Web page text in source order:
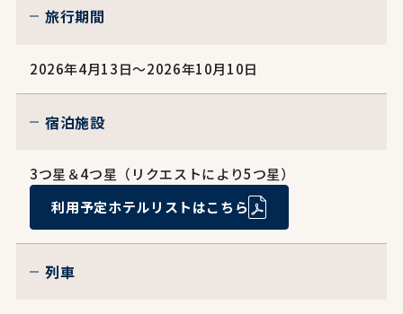
旅行期間
2026年4月13日～2026年10月10日
宿泊施設
3つ星＆4つ星（リクエストにより5つ星）
利用予定ホテルリストはこちら
列車